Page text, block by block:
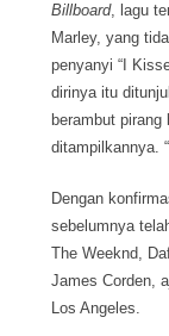
Billboard, lagu
Marley, yang
penyanyi “I
dirinya itu
berambut
ditampilkannya.
Dengan
sebelumnya
The Weeknd,
James Corden,
Los Angeles.